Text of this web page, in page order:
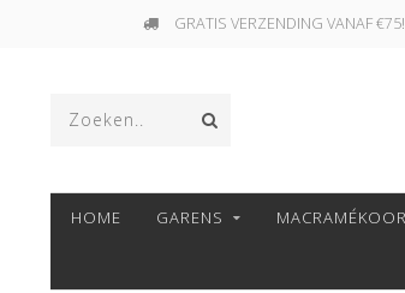
GRATIS VERZENDING VANAF €75!
HOME GARENS